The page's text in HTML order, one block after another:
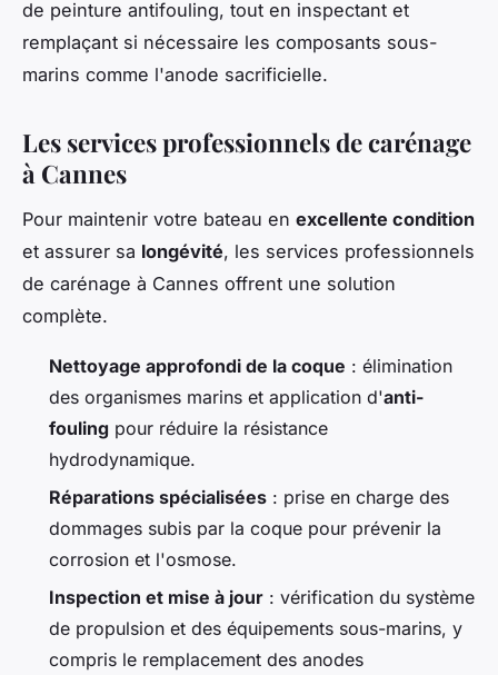
de peinture antifouling, tout en inspectant et
remplaçant si nécessaire les composants sous-
marins comme l'anode sacrificielle.
Les services professionnels de carénage
à Cannes
Pour maintenir votre bateau en excellente condition
et assurer sa longévité, les services professionnels
de carénage à Cannes offrent une solution
complète.
Nettoyage approfondi de la coque : élimination
des organismes marins et application d'anti-
fouling pour réduire la résistance
hydrodynamique.
Réparations spécialisées : prise en charge des
dommages subis par la coque pour prévenir la
corrosion et l'osmose.
Inspection et mise à jour : vérification du système
de propulsion et des équipements sous-marins, y
compris le remplacement des anodes